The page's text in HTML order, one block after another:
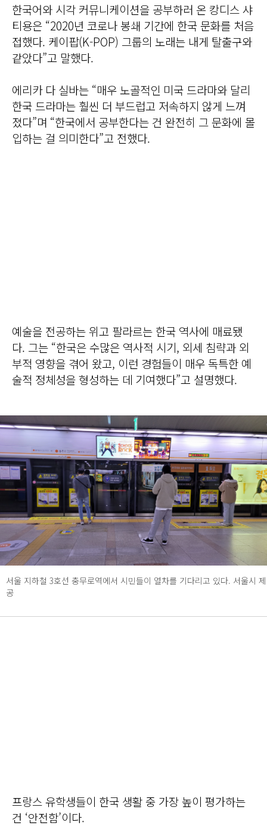
한국어와 시각 커뮤니케이션을 공부하러 온 캉디스 샤
티용은 “2020년 코로나 봉쇄 기간에 한국 문화를 처음
접했다. 케이팝(K-POP) 그룹의 노래는 내게 탈출구와
같았다”고 말했다.
에리카 다 실바는 “매우 노골적인 미국 드라마와 달리
한국 드라마는 훨씬 더 부드럽고 저속하지 않게 느껴
졌다”며 “한국에서 공부한다는 건 완전히 그 문화에 몰
입하는 걸 의미한다”고 전했다.
예술을 전공하는 위고 팔라르는 한국 역사에 매료됐
다. 그는 “한국은 수많은 역사적 시기, 외세 침략과 외
부적 영향을 겪어 왔고, 이런 경험들이 매우 독특한 예
술적 정체성을 형성하는 데 기여했다”고 설명했다.
서울 지하철 3호선 충무로역에서 시민들이 열차를 기다리고 있다. 서울시 제
공
프랑스 유학생들이 한국 생활 중 가장 높이 평가하는
건 ‘안전함’이다.